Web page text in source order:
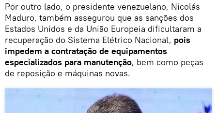
Por outro lado, o presidente venezuelano, Nicolás
Maduro, também assegurou que as sanções dos
Estados Unidos e da União Europeia dificultaram a
recuperação do Sistema Elétrico Nacional, pois
impedem a contratação de equipamentos
especializados para manutenção, bem como peças
de reposição e máquinas novas.